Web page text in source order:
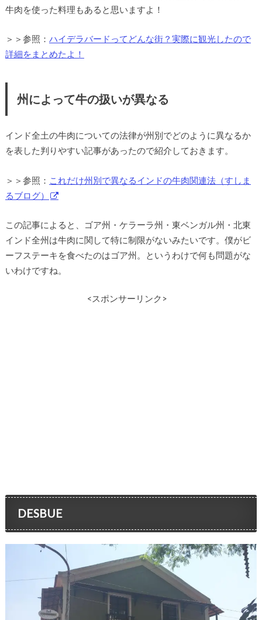
牛肉を使った料理もあると思いますよ！
＞＞参照： ハイデラバードってどんな街？実際に観光したので
詳細をまとめたよ！
州によって牛の扱いが異なる
インド全土の牛肉についての法律が州別でどのように異なるか
を表した判りやすい記事があったので紹介しておきます。
＞＞参照： これだけ州別で異なるインドの牛肉関連法（すしま
るブログ）
この記事によると、ゴア州・ケラーラ州・東ベンガル州・北東
インド全州は牛肉に関して特に制限がないみたいです。僕がビ
ーフステーキを食べたのはゴア州。というわけで何も問題がな
いわけですね。
<スポンサーリンク>
DESBUE